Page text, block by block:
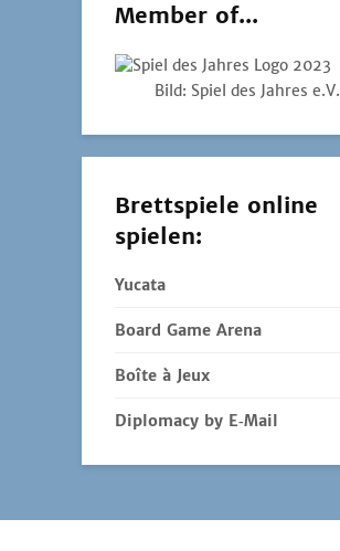
Member of...
Bild: Spiel des Jahres e.V.
Brettspiele online
spielen:
Yucata
Board Game Arena
Boîte à Jeux
Diplomacy by E‑Mail